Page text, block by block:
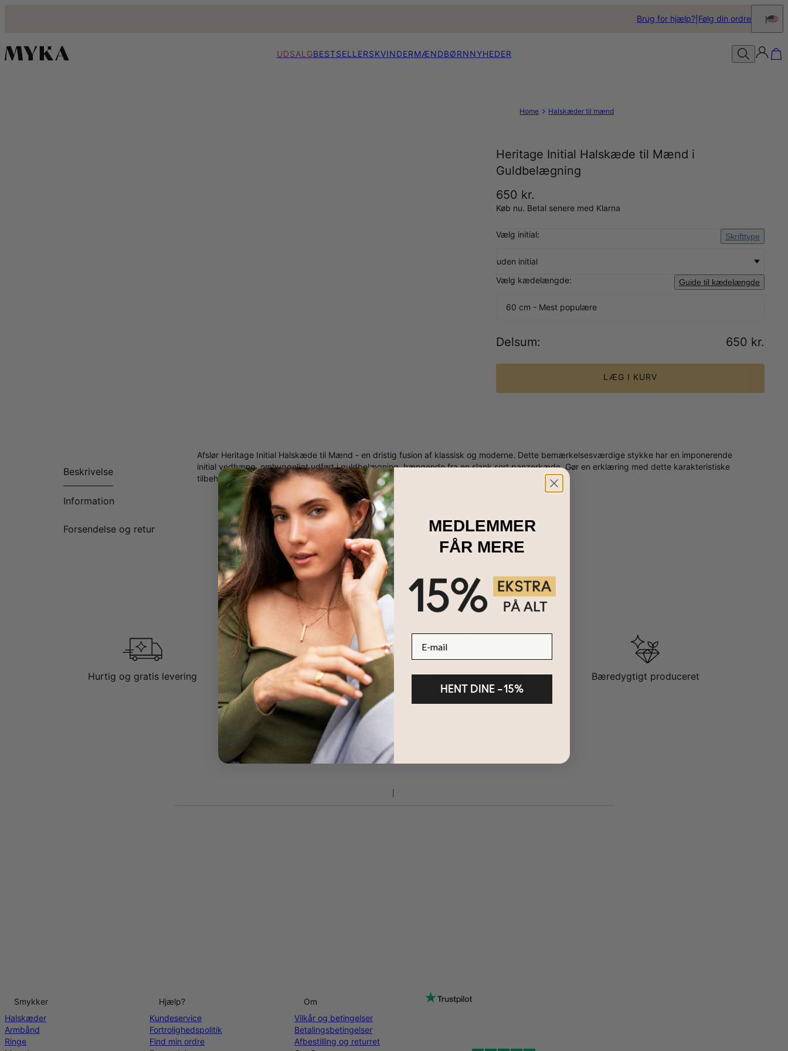
Brug for hjælp? Følg din ordre
UDSALGBESTSELLERSKVINDERMÆNDBØRNNYHEDER
Home Halskæder til mænd
Heritage Initial Halskæde til Mænd i
Guldbelægning
650 kr.
Køb nu. Betal senere med Klarna
Vælg initial: Skrifttype
uden initial
Vælg kædelængde:
Guide til kædelængde
60 cm - Mest populære
Delsum: 650 kr.
LÆG I KURV
Beskrivelse
Information
Forsendelse og retur
Afslør Heritage Initial Halskæde til Mænd - en dristig fusion af klassisk og moderne. Dette bemærkelsesværdige stykke har en imponerende
initial vedhæng, omhyggeligt udført i guldbelægning, hængende fra en slank sort panzerkæde. Gør en erklæring med dette karakteristiske
tilbehør, der udtrykker din arv og individualitet.
Lavet med 18K Guldbelægning
Tilpasselig med 1 initial
Tilgængelig i 1 kædelængde
Initialer er med store bogstaver
Hurtig og gratis levering 100 dages retur 2 års reklamationsret Bæredygtigt produceret
Del dine MYKA-øjeblikke
Smykker
Halskæder
Armbånd
Ringe
Hjælp?
Kundeservice
Fortrolighedspolitik
Find min ordre
Om
Vilkår og betingelser
Betalingsbetingelser
Afbestilling og returret
MEDLEMMER
FÅR MERE
HENT DINE –15%